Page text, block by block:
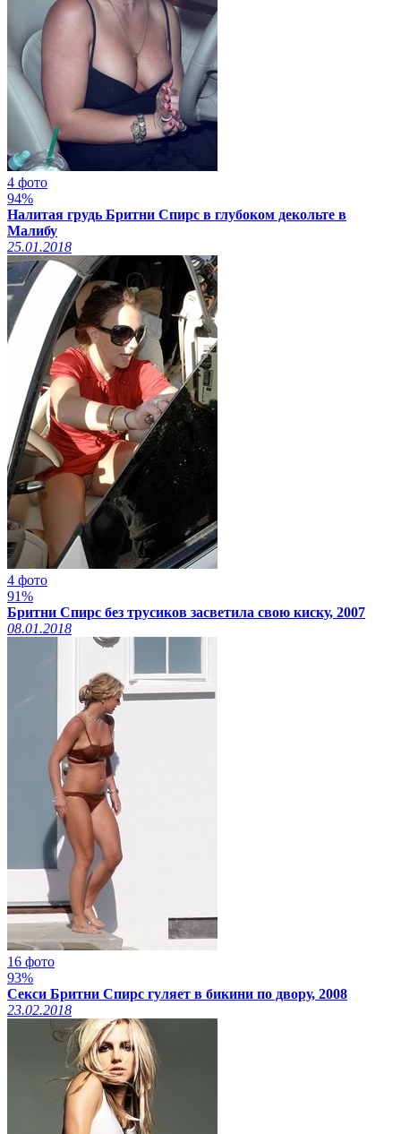
4 фото
94%
Налитая грудь Бритни Спирс в глубоком декольте в
Малибу
25.01.2018
4 фото
91%
Бритни Спирс без трусиков засветила свою киску, 2007
08.01.2018
16 фото
93%
Секси Бритни Спирс гуляет в бикини по двору, 2008
23.02.2018